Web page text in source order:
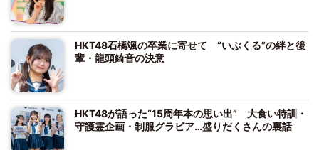
HKT48石橋颯の卒業に寄せて “いぶくる”の絆と後
輩・龍頭綺音の決意
HKT48が語った“15周年本の思い出” 大食い特訓・
守護霊企画・制服グラビア…盛りだくさんの裏話